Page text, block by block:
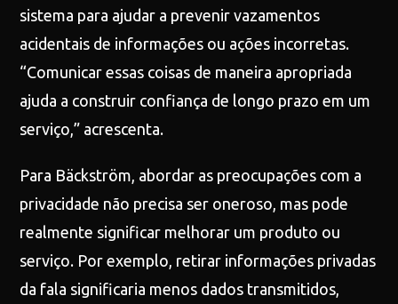
sistema para ajudar a prevenir vazamentos
acidentais de informações ou ações incorretas.
“Comunicar essas coisas de maneira apropriada
ajuda a construir confiança de longo prazo em um
serviço,” acrescenta.
Para Bäckström, abordar as preocupações com a
privacidade não precisa ser oneroso, mas pode
realmente significar melhorar um produto ou
serviço. Por exemplo, retirar informações privadas
da fala significaria menos dados transmitidos,